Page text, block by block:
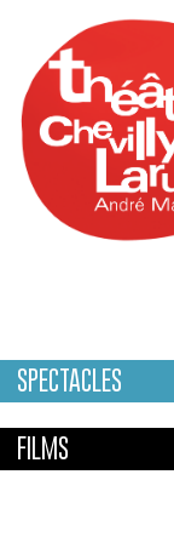
SPECTACLES
FILMS